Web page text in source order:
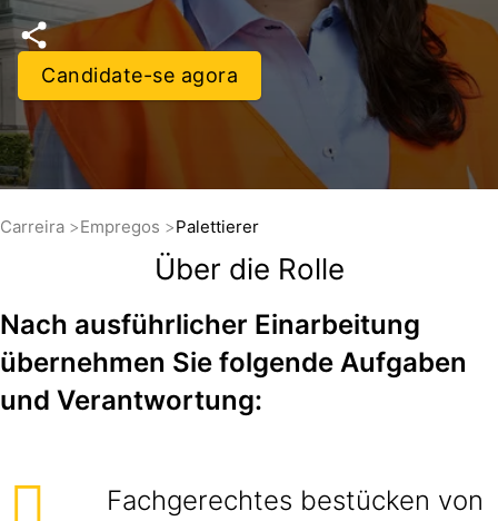
Candidate-se agora
Carreira Empregos Palettierer
Über die Rolle
Nach ausführlicher Einarbeitung
übernehmen Sie folgende Aufgaben
und Verantwortung:
Fachgerechtes bestücken von